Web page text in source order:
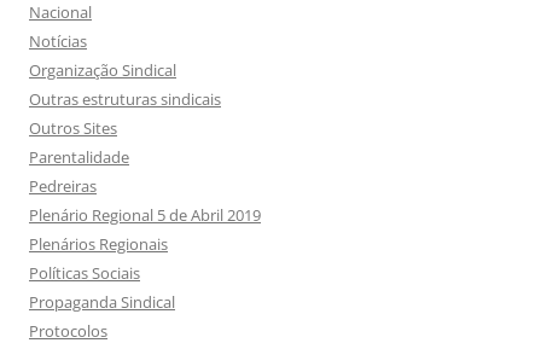
Nacional
Notícias
Organização Sindical
Outras estruturas sindicais
Outros Sites
Parentalidade
Pedreiras
Plenário Regional 5 de Abril 2019
Plenários Regionais
Políticas Sociais
Propaganda Sindical
Protocolos